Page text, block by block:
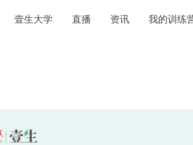
壹生大学 直播 资讯 我的训练